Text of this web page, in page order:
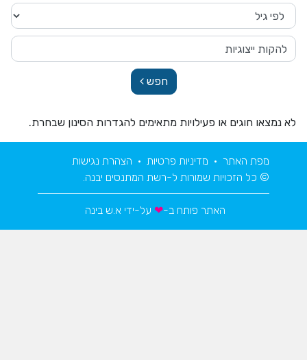
חפש
לא נמצאו חוגים או פעילויות מתאימים להגדרות הסינון שבחרת.
מפת האתר • מדיניות פרטיות • הצהרת נגישות
© כל הזכויות שמורות ל-רשת המתנסים יבנה.
האתר פותח ב-❤ על-ידי א.ש בינה